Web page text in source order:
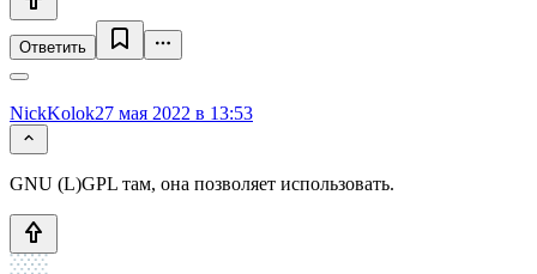
Ответить
NickKolok27 мая 2022 в 13:53
GNU (L)GPL там, она позволяет использовать.